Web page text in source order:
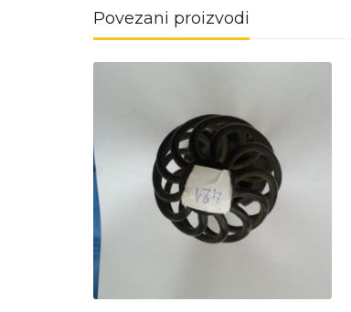
Povezani proizvodi